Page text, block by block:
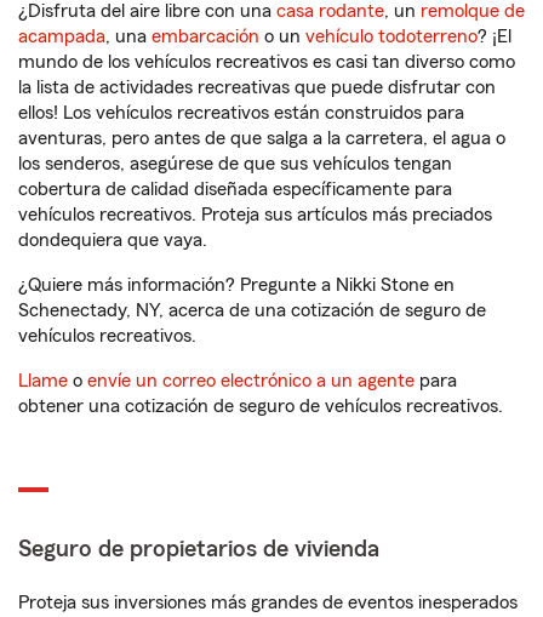
¿Disfruta del aire libre con una casa rodante, un remolque de
acampada, una embarcación o un vehículo todoterreno? ¡El
mundo de los vehículos recreativos es casi tan diverso como
la lista de actividades recreativas que puede disfrutar con
ellos! Los vehículos recreativos están construidos para
aventuras, pero antes de que salga a la carretera, el agua o
los senderos, asegúrese de que sus vehículos tengan
cobertura de calidad diseñada específicamente para
vehículos recreativos. Proteja sus artículos más preciados
dondequiera que vaya.
¿Quiere más información? Pregunte a Nikki Stone en
Schenectady, NY, acerca de una cotización de seguro de
vehículos recreativos.
Llame o envíe un correo electrónico a un agente para
obtener una cotización de seguro de vehículos recreativos.
Seguro de propietarios de vivienda
Proteja sus inversiones más grandes de eventos inesperados